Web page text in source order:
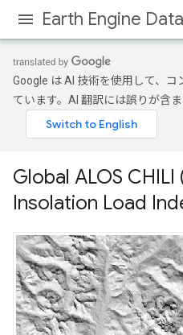
Earth Engine
Google は AI 技術を使用して、
ています。AI 翻訳には誤りが含
Global ALOS
Insolation Load